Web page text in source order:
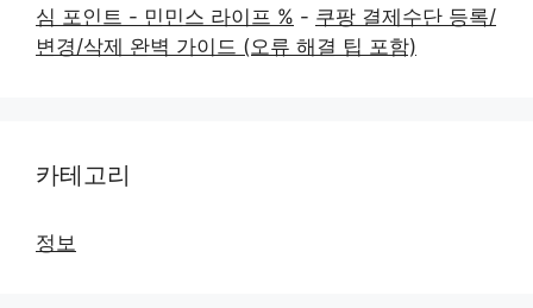
심 포인트 - 민민스 라이프 % - 쿠팡 결제수단 등록/
변경/삭제 완벽 가이드 (오류 해결 팁 포함)
카테고리
정보